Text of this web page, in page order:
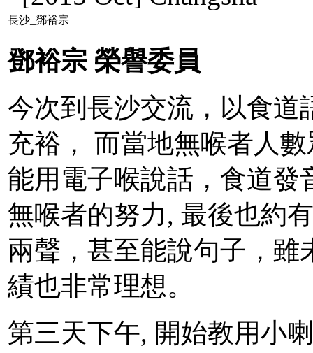
長沙_鄧裕宗
鄧裕宗 榮譽委員
今次到長沙交流，以食道
充裕， 而當地無喉者人
能用電子喉說話，食道發
無喉者的努力, 最後也約
兩聲，甚至能說句子，雖
績也非常理想。
第三天下午, 開始教用小